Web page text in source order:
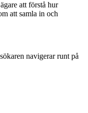
att förstå hur
att samla in och
navigerar runt på